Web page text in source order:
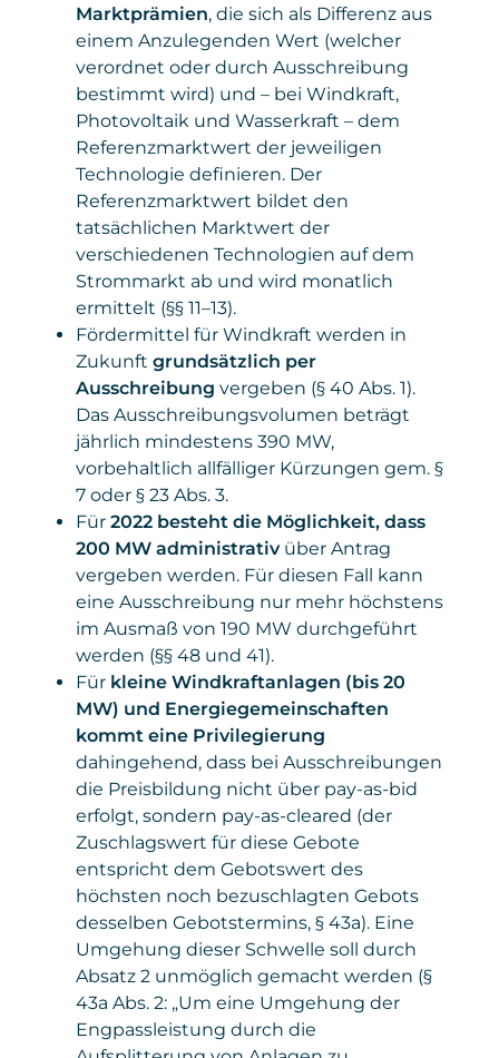
Marktprämien, die sich als Differenz aus
einem Anzulegenden Wert (welcher
verordnet oder durch Ausschreibung
bestimmt wird) und – bei Windkraft,
Photovoltaik und Wasserkraft – dem
Referenzmarktwert der jeweiligen
Technologie definieren. Der
Referenzmarktwert bildet den
tatsächlichen Marktwert der
verschiedenen Technologien auf dem
Strommarkt ab und wird monatlich
ermittelt (§§ 11–13).
Fördermittel für Windkraft werden in
Zukunft grundsätzlich per
Ausschreibung vergeben (§ 40 Abs. 1).
Das Ausschreibungsvolumen beträgt
jährlich mindestens 390 MW,
vorbehaltlich allfälliger Kürzungen gem. §
7 oder § 23 Abs. 3.
Für 2022 besteht die Möglichkeit, dass
200 MW administrativüber Antrag
vergeben werden. Für diesen Fall kann
eine Ausschreibung nur mehr höchstens
im Ausmaß von 190 MW durchgeführt
werden (§§ 48 und 41).
Für kleine Windkraftanlagen (bis 20
MW) und Energiegemeinschaften
kommt eine Privilegierung
dahingehend, dass bei Ausschreibungen
die Preisbildung nicht über pay-as-bid
erfolgt, sondern pay-as-cleared (der
Zuschlagswert für diese Gebote
entspricht dem Gebotswert des
höchsten noch bezuschlagten Gebots
desselben Gebotstermins, § 43a). Eine
Umgehung dieser Schwelle soll durch
Absatz 2 unmöglich gemacht werden (§
43a Abs. 2: „Um eine Umgehung der
Engpassleistung durch die